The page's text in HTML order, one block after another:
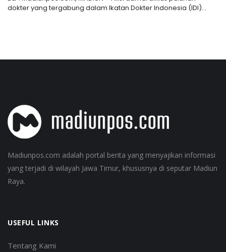
dokter yang tergabung dalam Ikatan Dokter Indonesia (IDI)...
Madiunpos.com adalah portal berita yang menyajikan informasi
yang terjadi di wilayah Jawa Timur, khususnya di seputar Madiun
Raya.
USEFUL LINKS
Tentang Kami